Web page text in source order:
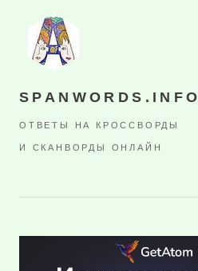
SPANWORDS.INFO
ОТВЕТЫ НА КРОССВОРДЫ
И СКАНВОРДЫ ОНЛАЙН